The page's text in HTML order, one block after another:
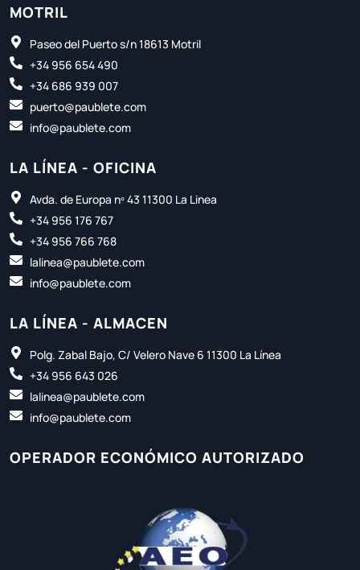
MOTRIL
Paseo del Puerto s/n 18613 Motril
+34 956 654 490
+34 686 939 007
puerto@paublete.com
info@paublete.com
LA LÍNEA - OFICINA
Avda. de Europa nº 43 11300 La Linea
+34 956 176 767
+34 956 766 768
lalinea@paublete.com
info@paublete.com
LA LÍNEA - ALMACEN
Polg. Zabal Bajo, C/ Velero Nave 6 11300 La Línea
+34 956 643 026
lalinea@paublete.com
info@paublete.com
OPERADOR ECONÓMICO AUTORIZADO